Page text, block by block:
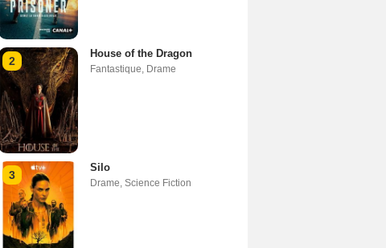
2
House of the Dragon
Fantastique, Drame
3
Silo
Drame, Science Fiction